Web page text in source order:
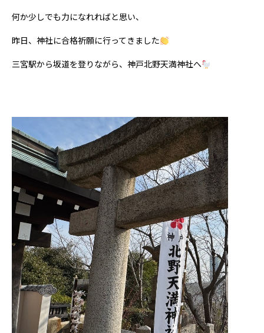
何か少しでも力になれればと思い、
昨日、神社に合格祈願に行ってきました
三宮駅から坂道を登りながら、神戸北野天満神社へ